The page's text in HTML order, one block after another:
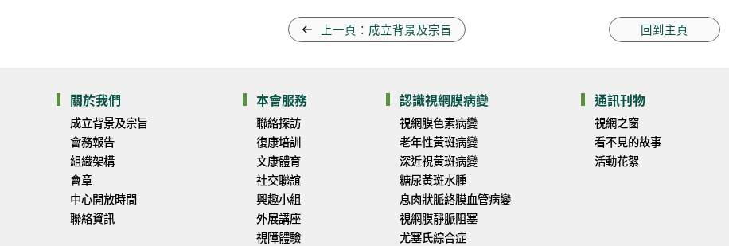
上一頁：成立背景及宗旨 回到主頁
關於我們
成立背景及宗旨
會務報告
組織架構
會章
中心開放時間
聯絡資訊
本會服務
聯絡探訪
復康培訓
文康體育
社交聯誼
興趣小組
外展講座
視障體驗
認識視網膜病變
視網膜色素病變
老年性黃斑病變
深近視黃斑病變
糖尿黃斑水腫
息肉狀脈絡膜血管病變
視網膜靜脈阻塞
尤塞氏綜合症
通訊刊物
視網之窗
看不見的故事
活動花絮